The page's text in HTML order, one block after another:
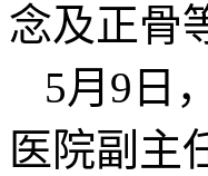
念及正骨
5月9日
医院副主